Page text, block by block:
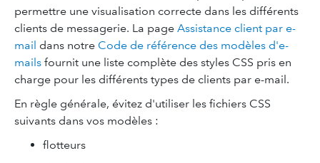
permettre une visualisation correcte dans les différents
clients de messagerie. La page Assistance client par e-
mail dans notre Code de référence des modèles d'e-
mails fournit une liste complète des styles CSS pris en
charge pour les différents types de clients par e-mail.
En règle générale, évitez d'utiliser les fichiers CSS
suivants dans vos modèles :
flotteurs